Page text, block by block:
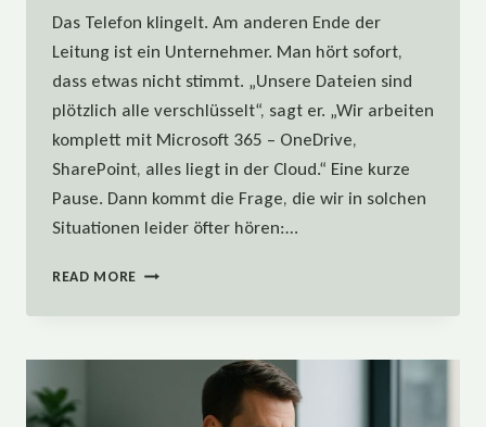
Das Telefon klingelt. Am anderen Ende der
Leitung ist ein Unternehmer. Man hört sofort,
dass etwas nicht stimmt. „Unsere Dateien sind
plötzlich alle verschlüsselt“, sagt er. „Wir arbeiten
komplett mit Microsoft 365 – OneDrive,
SharePoint, alles liegt in der Cloud.“ Eine kurze
Pause. Dann kommt die Frage, die wir in solchen
Situationen leider öfter hören:…
READ MORE CLOUD
WARUM
MICROSOFT